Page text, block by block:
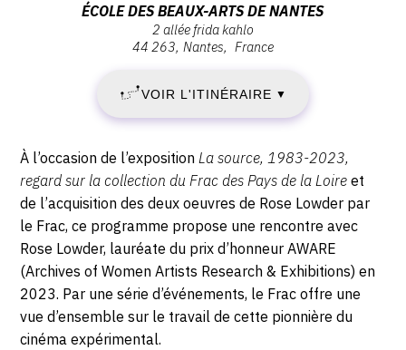
INSTAGRAM
MERCREDI
4
OCTOBRE
2023
-
MERCREDI
4
OCTOBRE
Adresse
de
Nantes,
2
allée
Frida
Kahlo,
44
263
Nantes
ÉCOLE DES BEAUX-ARTS DE NANTES
2 allée frida kahlo
44 263 Nantes France
VOIR L'ITINÉRAIRE ▼
Description,
horaires...
À l’occasion de l’expositionLa source, 1983-2023,
regard sur la collection du Frac des Pays de la Loire et
de l’acquisition des deux oeuvres de Rose Lowder par
le Frac, ce programme propose une rencontre avec
Rose Lowder, lauréate du prix d’honneur AWARE
(Archives of Women Artists Research & Exhibitions) en
2023. Par une série d’événements, le Frac offre une
vue d’ensemble sur le travail de cette pionnière du
cinéma expérimental.